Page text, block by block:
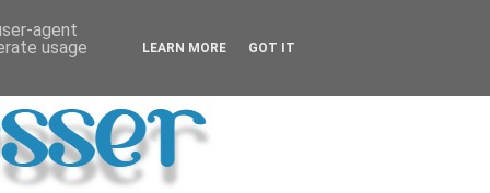
agent
usage
LEARN MORE GOT IT